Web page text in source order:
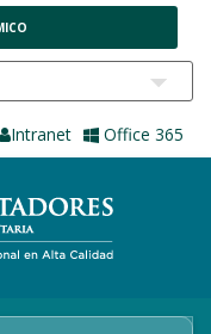
Intranet Office 365